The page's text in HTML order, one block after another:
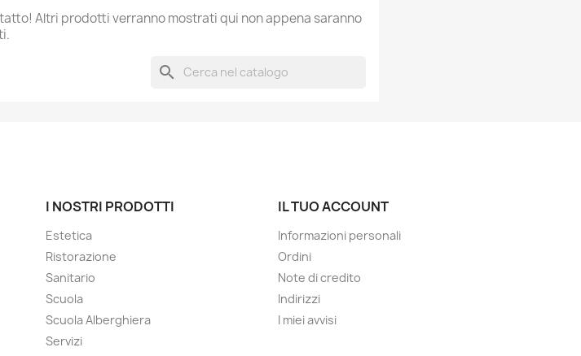
Altri prodotti verranno mostrati qui non appena saranno
search
I NOSTRI PRODOTTI
Estetica
Ristorazione
Sanitario
Scuola
Scuola Alberghiera
Servizi
IL TUO ACCOUNT
Informazioni personali
Ordini
Note di credito
Indirizzi
I miei avvisi